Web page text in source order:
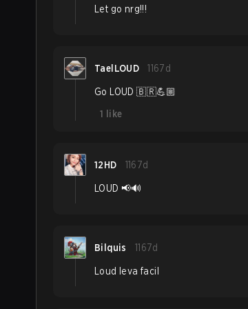
Let go nrg!!!
TaelLOUD 1167d
Go LOUD 🇧🇷💪🏼
1
like
12HD 1167d
LOUD 📢🔊
Bilquis 1167d
Loud leva facil